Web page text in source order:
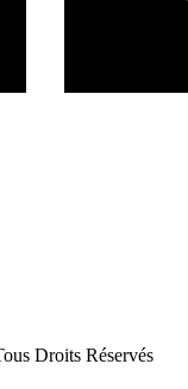
Droits Réservés